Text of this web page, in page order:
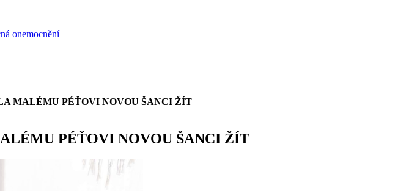
onemocnění
MALÉMU PÉŤOVI NOVOU ŠANCI ŽÍT
PÉŤOVI NOVOU ŠANCI ŽÍT